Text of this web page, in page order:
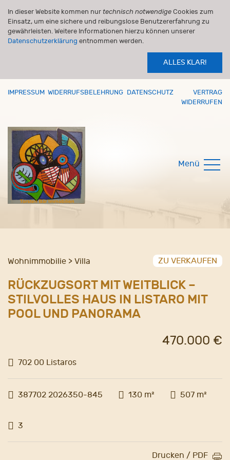
In dieser Website kommen nur technisch notwendige Cookies zum
Einsatz, um eine sichere und reibungslose Benutzererfahrung zu
gewährleisten. Weitere Informationen hierzu können unserer
Datenschutzerklärung entnommen werden.
ALLES KLAR!
IMPRESSUM WIDERRUFSBELEHRUNG DATENSCHUTZ
VERTRAG
WIDERRUFEN
Menü
Wohnimmobilie > Villa ZU VERKAUFEN
RÜCKZUGSORT MIT WEITBLICK –
STILVOLLES HAUS IN LISTARO MIT
POOL UND PANORAMA
702 00 Listaros
470.000 €
387702 2026350-845 130 m² 507 m²
3
Drucken / PDF